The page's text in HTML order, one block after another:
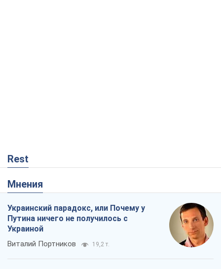
Rest
Мнения
Украинский парадокс, или Почему у
Путина ничего не получилось с
Украиной
Виталий Портников 19,2 т.